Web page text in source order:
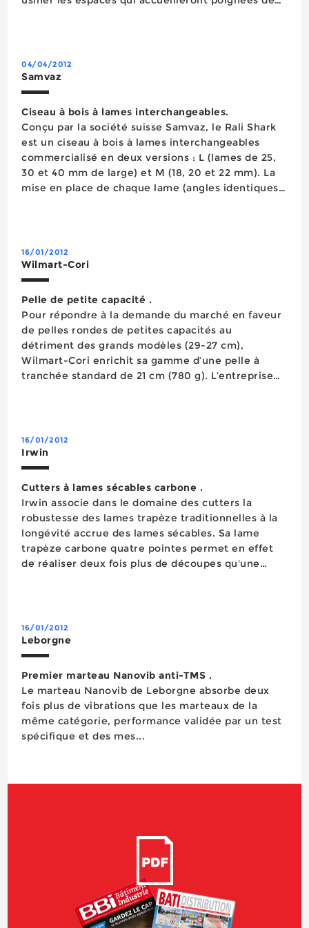
04/04/2012
Samvaz
Ciseau à bois à lames interchangeables.
Conçu par la société suisse Samvaz, le Rali Shark
est un ciseau à bois à lames interchangeables
commercialisé en deux versions : L (lames de 25,
30 et 40 mm de large) et M (18, 20 et 22 mm). La
mise en place de chaque lame (angles identiques
16/01/2012
Wilmart-Cori
Pelle de petite capacité .
Pour répondre à la demande du marché en faveur
de pelles rondes de petites capacités au
détriment des grands modèles (29-27 cm),
Wilmart-Cori enrichit sa gamme d’une pelle à
tranchée standard de 21 cm (780 g). L’entreprise
16/01/2012
Irwin
Cutters à lames sécables carbone .
Irwin associe dans le domaine des cutters la
robustesse des lames trapèze traditionnelles à la
longévité accrue des lames sécables. Sa lame
trapèze carbone quatre pointes permet en effet
de réaliser deux fois plus de découpes qu'une
16/01/2012
Leborgne
Premier marteau Nanovib anti-TMS .
Le marteau Nanovib de Leborgne absorbe deux
fois plus de vibrations que les marteaux de la
même catégorie, performance validée par un test
spécifique et des mes...